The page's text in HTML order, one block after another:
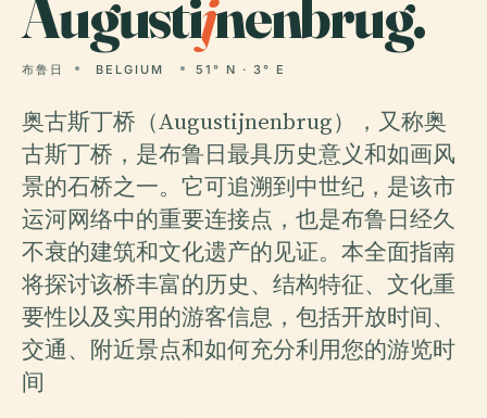
Augustijnenbrug.
布鲁日 BELGIUM 51° N · 3° E
奥古斯丁桥（Augustijnenbrug），又称奥
古斯丁桥，是布鲁日最具历史意义和如画风
景的石桥之一。它可追溯到中世纪，是该市
运河网络中的重要连接点，也是布鲁日经久
不衰的建筑和文化遗产的见证。本全面指南
将探讨该桥丰富的历史、结构特征、文化重
要性以及实用的游客信息，包括开放时间、
交通、附近景点和如何充分利用您的游览时
间